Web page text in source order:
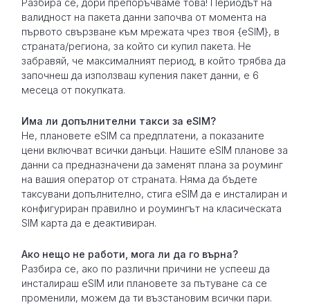
валидност на пакета данни започва от момента на
първото свързване към мрежата чрез твоя {eSIM}, в
страната/региона, за който си купил пакета. Не
забравяй, че максималният период, в който трябва да
започнеш да използваш купения пакет данни, е 6
месеца от покупката.
Има ли допълнителни такси за eSIM?
Не, плановете eSIM са предплатени, а показаните
цени включват всички данъци. Нашите eSIM планове за
данни са предназначени да заменят плана за роуминг
на вашия оператор от страната. Няма да бъдете
таксувани допълнително, стига eSIM да е инсталиран и
конфигуриран правилно и роумингът на класическата
SIM карта да е деактивиран.
Ако нещо не работи, мога ли да го върна?
Разбира се, ако по различни причини не успееш да
инсталираш eSIM или плановете за пътуване са се
променили, можем да ти възстановим всички пари.